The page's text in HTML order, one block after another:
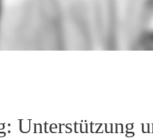
Unterstützung